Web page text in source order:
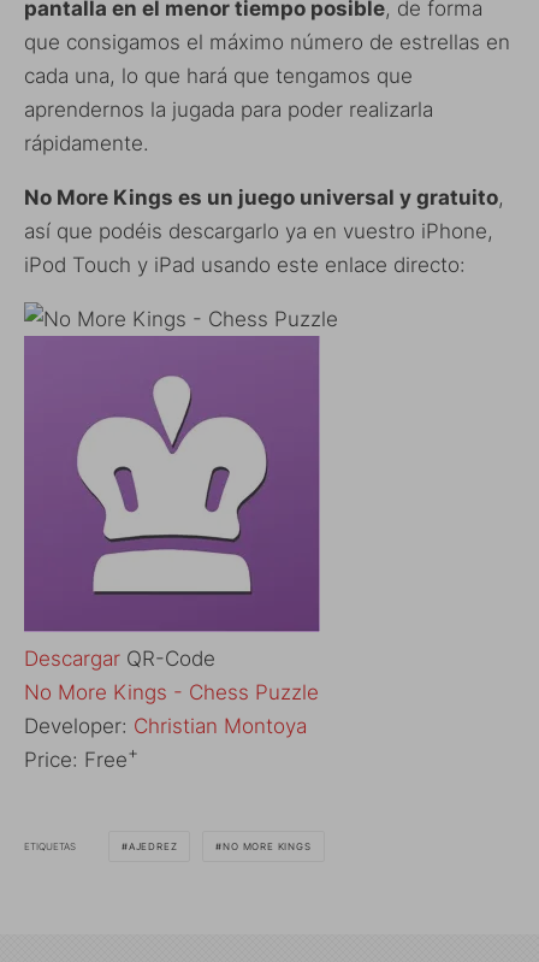
pantalla en el menor tiempo posible, de forma
que consigamos el máximo número de estrellas en
cada una, lo que hará que tengamos que
aprendernos la jugada para poder realizarla
rápidamente.
No More Kings es un juego universal y gratuito,
así que podéis descargarlo ya en vuestro iPhone,
iPod Touch y iPad usando este enlace directo:
Descargar QR-Code
No More Kings - Chess Puzzle
Developer: Christian Montoya
Price: Free+
ETIQUETAS AJEDREZ NO MORE KINGS